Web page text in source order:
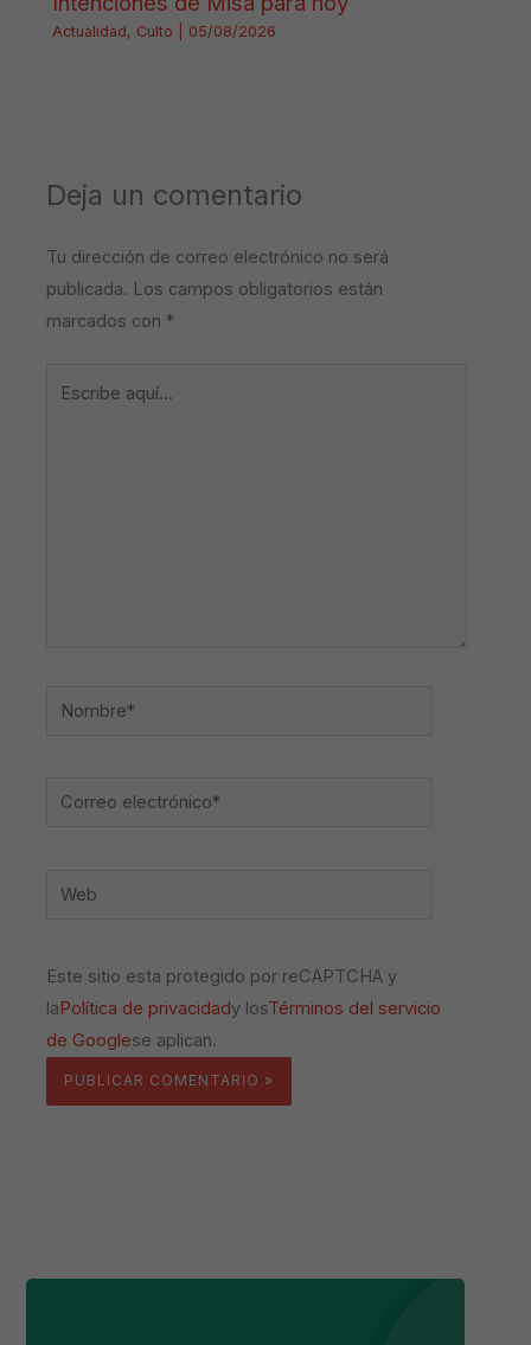
Actualidad, Culto 05/08/2026
Deja un comentario
Tu dirección de correo electrónico no será
publicada. Los campos obligatorios están
marcados con *
Nombre*
Correo
Web
Este sitio esta protegido por reCAPTCHA y
laPolítica de privacidady losTérminos del servicio
de Googlese aplican.